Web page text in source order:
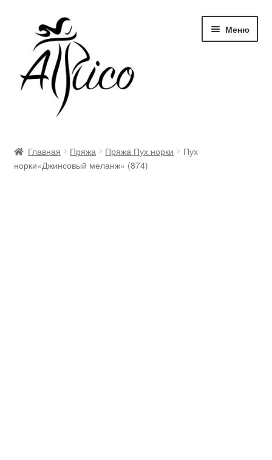
Перейти
навигации
Перейти
содержимому
Меню
Правила и условия
Главная Пряжа Пряжа Пух норки
Пух
норки«Джинсовый меланж» (874)